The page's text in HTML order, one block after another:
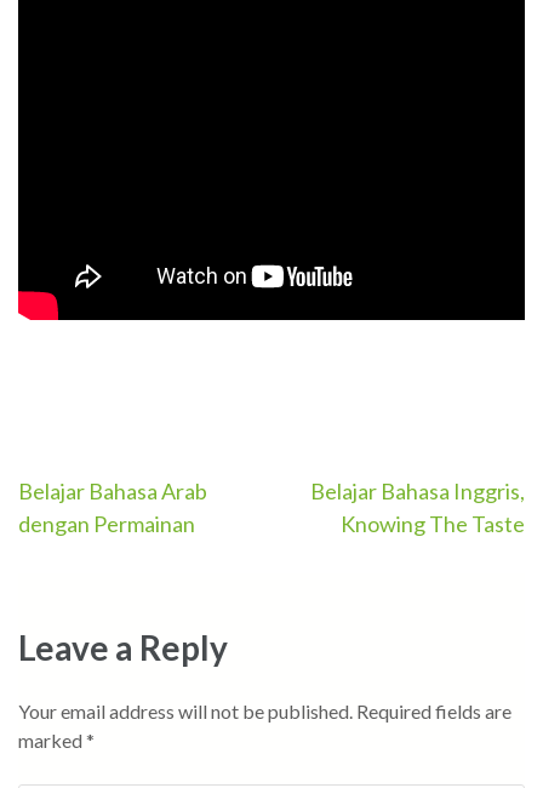
Post
navigation
Belajar Bahasa Arab
dengan Permainan
Belajar Bahasa Inggris,
Knowing The Taste
Leave a Reply
Your email address will not be published. Required fields are
marked *